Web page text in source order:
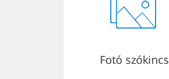
Fotó szókincs